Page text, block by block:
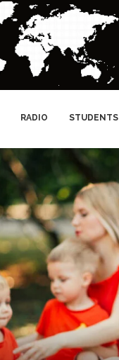
RADIO STUDENTS